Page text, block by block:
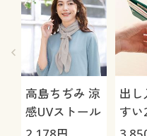
高島ちぢみ 涼
感UVストール
出し
すい
財布